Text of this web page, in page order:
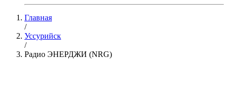
Главная
/
Уссурийск
/
Радио ЭНЕРДЖИ (NRG)